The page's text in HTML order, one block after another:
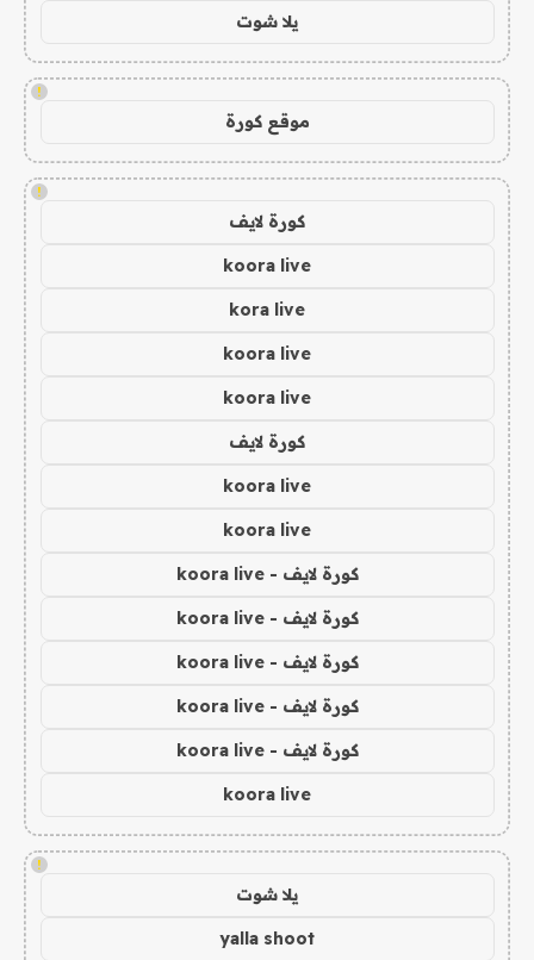
يلا شوت
!
موقع كورة
!
كورة لايف
koora live
kora live
koora live
koora live
كورة لايف
koora live
koora live
كورة لايف - koora live
كورة لايف - koora live
كورة لايف - koora live
كورة لايف - koora live
كورة لايف - koora live
koora live
!
يلا شوت
yalla shoot